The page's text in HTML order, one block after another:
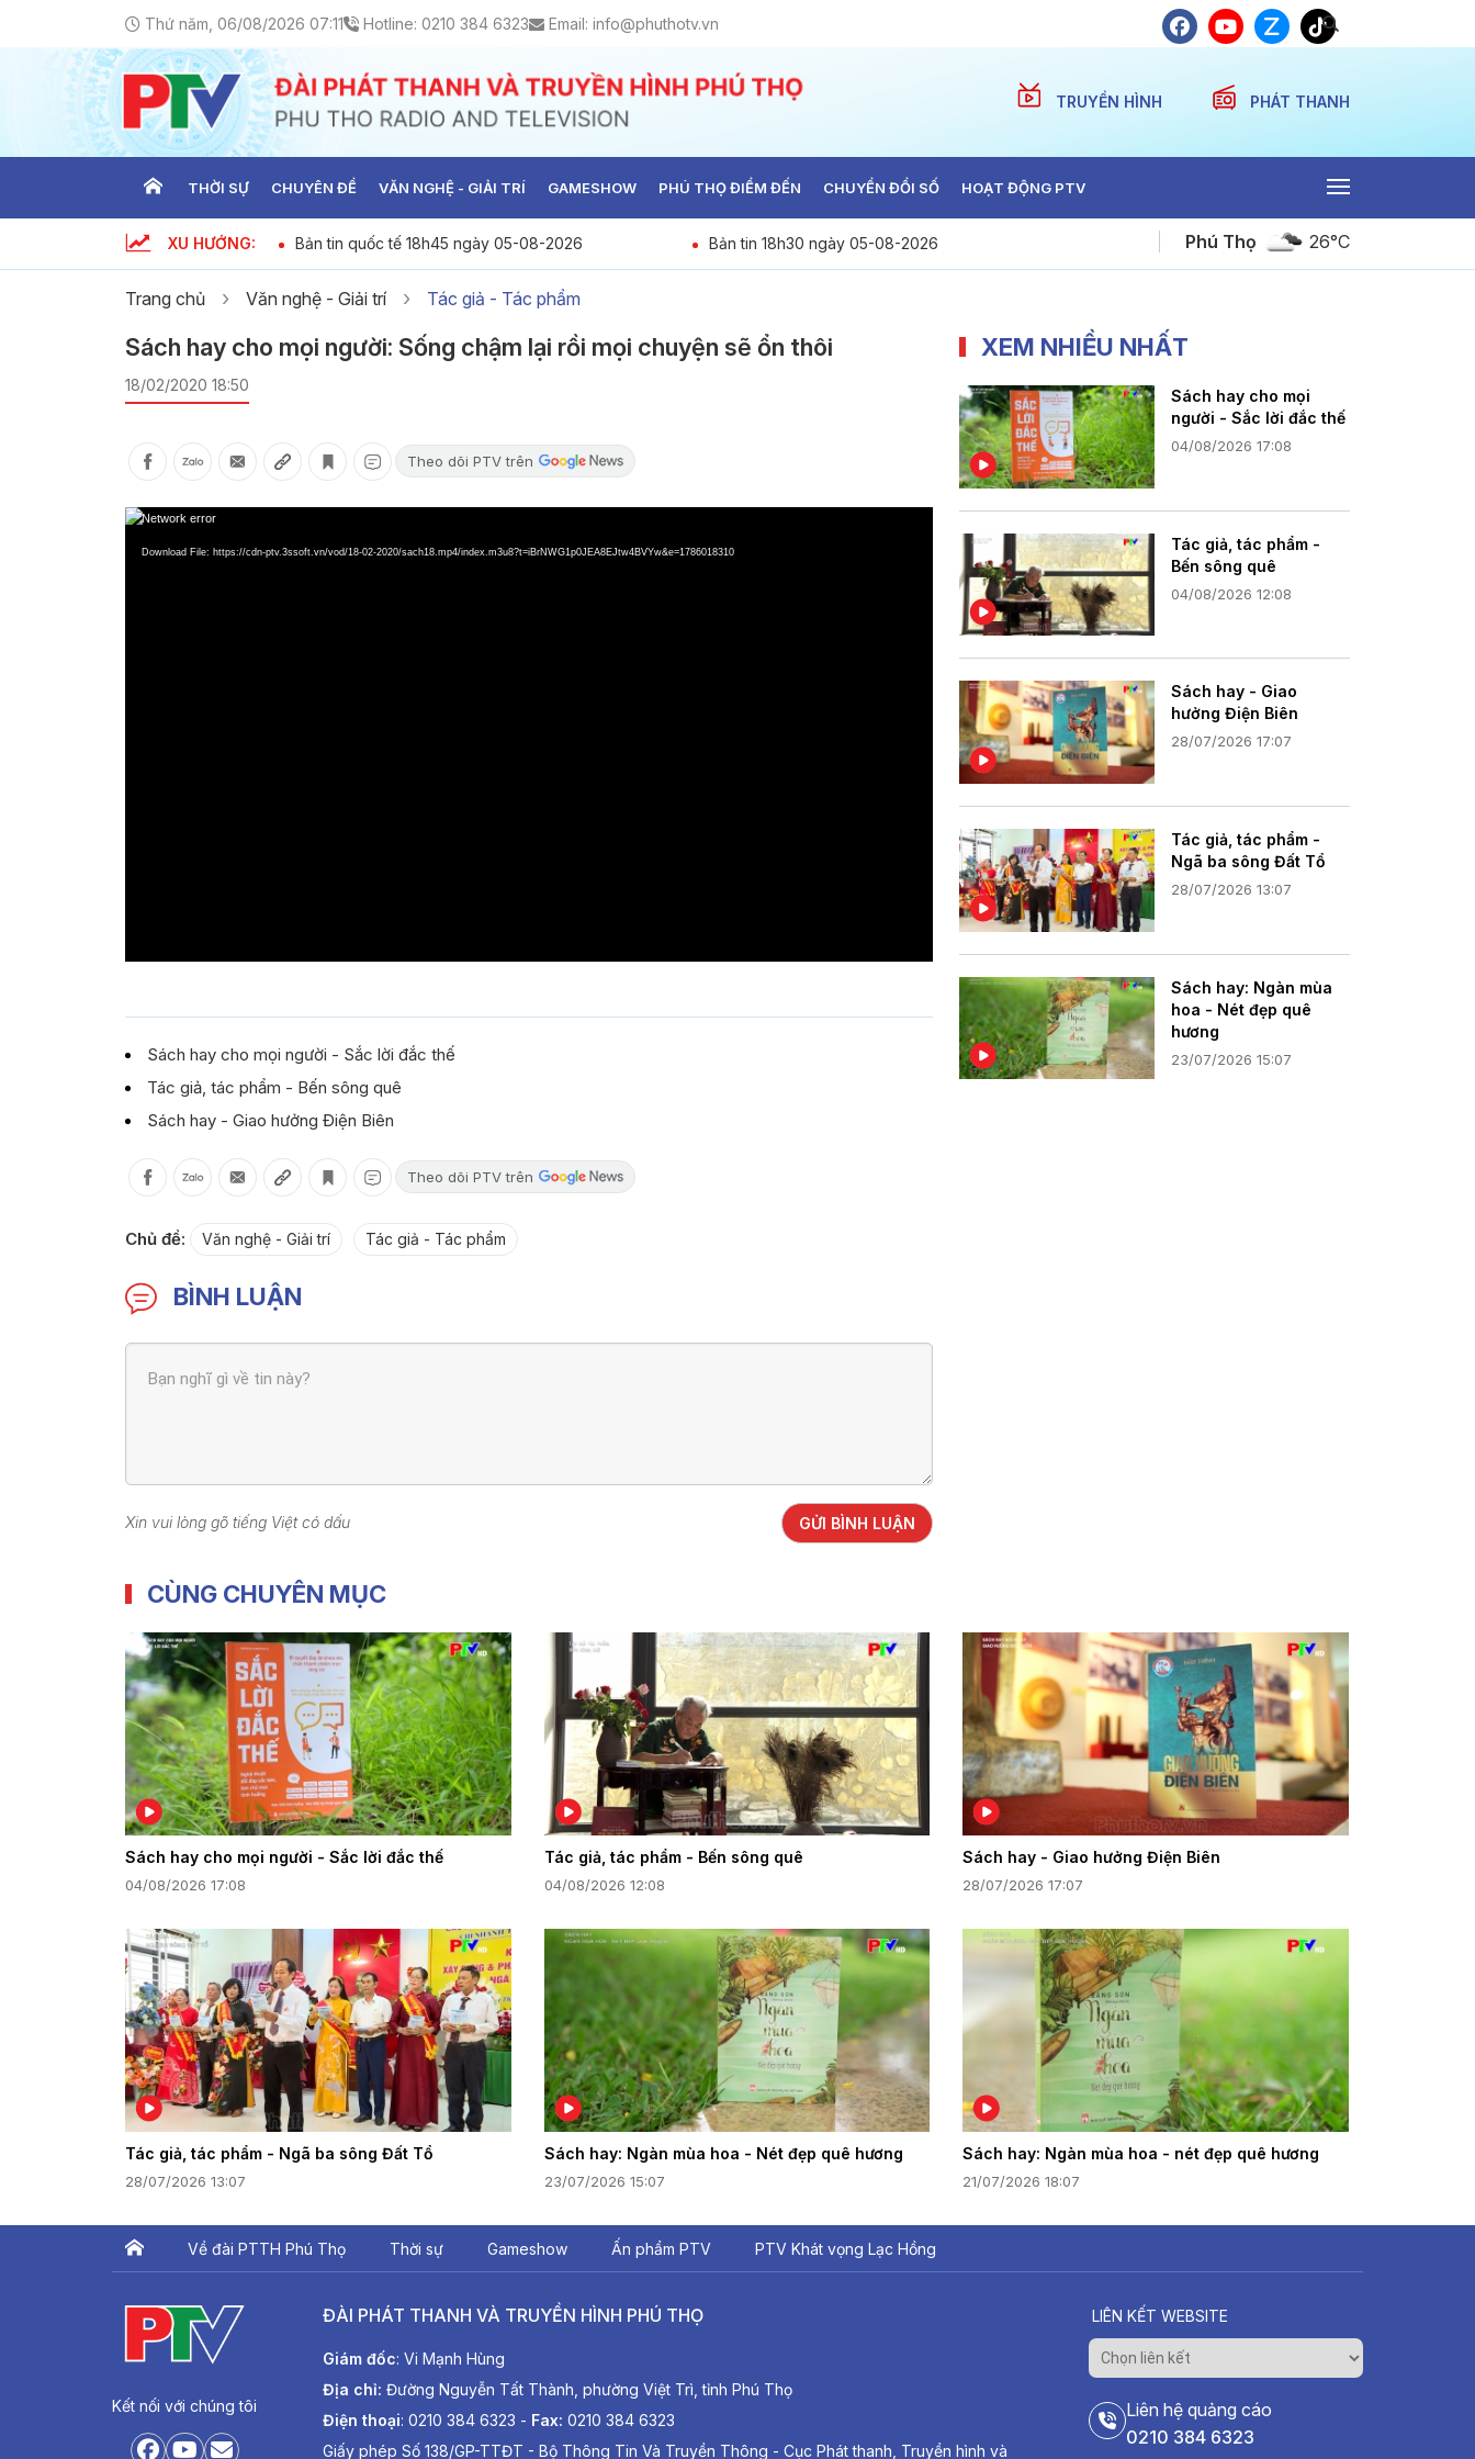
Thứ năm, 06/08/2026 07:11 Hotline: 0210 384 6323 Email: info@phuthotv.vn
TRUYỀN HÌNH PHÁT THANH
THỜI SỰ CHUYÊN ĐỀ VĂN NGHỆ - GIẢI TRÍ GAMESHOW PHÚ THỌ ĐIỂM ĐẾN CHUYỂN ĐỔI SỐ HOẠT ĐỘNG PTV
XU HƯỚNG:
sự ngày 05-08-2026 Bản tin quốc tế 18h45 ngày 05-08-2026 Bản tin 18h30 ngày 05-08-2026 Bản tin thể thao ngày 05-08-2026
Phú Thọ 26°C
Trang chủ Văn nghệ - Giải trí Tác giả - Tác phẩm
Sách hay cho mọi người: Sống chậm lại rồi mọi chuyện sẽ ổn thôi
18/02/2020 18:50
Theo dõi PTV trên
Video
Network error
Download File: https://cdn-ptv.3ssoft.vn/vod/18-02-2020/sach18.mp4/index.m3u8?t=iBrNWG1p0JEA8EJtw4BVYw&e=1786018310
Sách hay cho mọi người - Sắc lời đắc thế
Tác giả, tác phẩm - Bến sông quê
Sách hay - Giao hưởng Điện Biên
Theo dõi PTV trên
Chủ đề: Văn nghệ - Giải trí Tác giả - Tác phẩm
BÌNH LUẬN
Xin vui lòng gõ tiếng Việt có dấu GỬI BÌNH LUẬN
XEM NHIỀU NHẤT
Sách hay cho mọi
người - Sắc lời đắc thế
04/08/2026 17:08
Tác giả, tác phẩm -
Bến sông quê
04/08/2026 12:08
Sách hay - Giao
hưởng Điện Biên
28/07/2026 17:07
Tác giả, tác phẩm -
Ngã ba sông Đất Tổ
28/07/2026 13:07
Sách hay: Ngàn mùa
hoa - Nét đẹp quê
hương
23/07/2026 15:07
CÙNG CHUYÊN MỤC
Sách hay cho mọi người - Sắc lời đắc thế
04/08/2026 17:08
Tác giả, tác phẩm - Bến sông quê
04/08/2026 12:08
Sách hay - Giao hưởng Điện Biên
28/07/2026 17:07
Tác giả, tác phẩm - Ngã ba sông Đất Tổ
28/07/2026 13:07
Sách hay: Ngàn mùa hoa - Nét đẹp quê hương
23/07/2026 15:07
Sách hay: Ngàn mùa hoa - nét đẹp quê hương
21/07/2026 18:07
Về đài PTTH Phú Thọ Thời sự Gameshow Ấn phẩm PTV PTV Khát vọng Lạc Hồng
Kết nối với chúng tôi
ĐÀI PHÁT THANH VÀ TRUYỀN HÌNH PHÚ THỌ
Giám đốc: Vi Mạnh Hùng
Địa chỉ: Đường Nguyễn Tất Thành, phường Việt Trì, tỉnh Phú Thọ
Điện thoại: 0210 384 6323 - Fax: 0210 384 6323
Giấy phép Số 138/GP-TTĐT - Bộ Thông Tin Và Truyền Thông - Cục Phát thanh, Truyền hình và
LIÊN KẾT WEBSITE
Liên hệ quảng cáo
0210 384 6323